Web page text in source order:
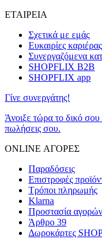
ΕΤΑΙΡΕΙΑ
Σχετικά με εμάς
Ευκαιρίες καριέρας
Συνεργαζόμενα
SHOPFLIX B2B
SHOPFLIX app
Γίνε συνεργάτης!
Άνοιξε τώρα το δικό
πωλήσεις σου.
ONLINE ΑΓΟΡΕΣ
Παραδόσεις
Επιστροφές
Τρόποι πληρωμής
Klarna
Προστασία αγορών
Άρθρο 39
Δωροκάρτες